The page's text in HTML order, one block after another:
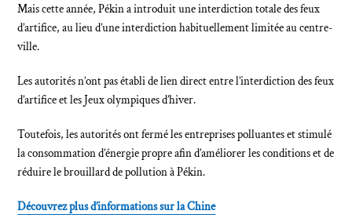
Mais cette année, Pékin a introduit une interdiction totale des feux
d’artifice, au lieu d’une interdiction habituellement limitée au centre-
ville.
Les autorités n’ont pas établi de lien direct entre l’interdiction des feux
d’artifice et les Jeux olympiques d’hiver.
Toutefois, les autorités ont fermé les entreprises polluantes et stimulé
la consommation d’énergie propre afin d’améliorer les conditions et de
réduire le brouillard de pollution à Pékin.
Découvrez plus d’informations sur la Chine